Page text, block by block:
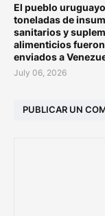
El pueblo
toneladas de
sanitarios y
alimenticios fueron
enviados a
July 06, 2026
PUBLICAR UN